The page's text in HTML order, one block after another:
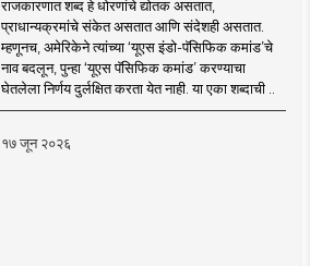
राजकारणात शब्द हे धोरणांचे द्योतक असतात,
प्राधान्यक्रमांचे संकेत असतात आणि संदेशही असतात.
म्हणूनच, अमेरिकेने त्यांच्या ‘यूएस इंडो-पॅसिफिक कमांड’चे
नाव बदलून, पुन्हा ‘यूएस पॅसिफिक कमांड’ करण्याचा
घेतलेला निर्णय दुर्लक्षित करता येत नाही. या एका शब्दाची ..
१७ जून २०२६